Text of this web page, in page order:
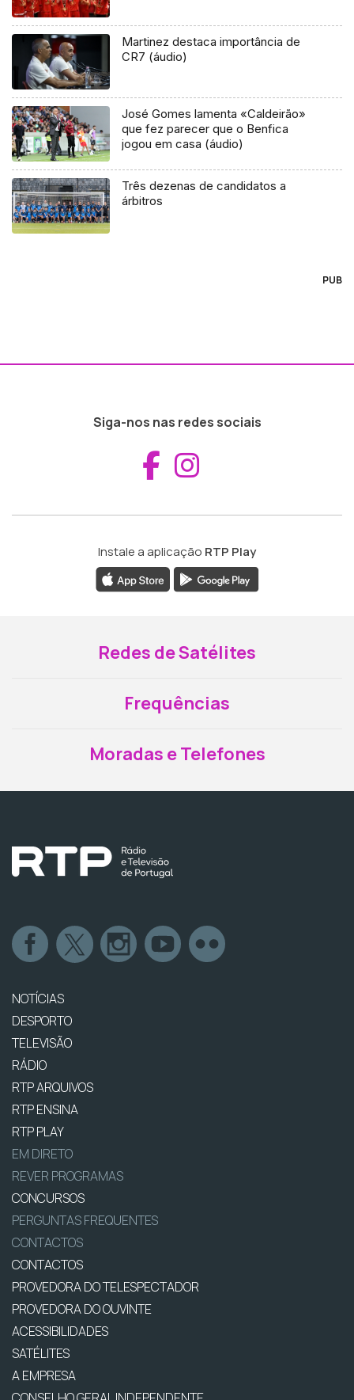
Martinez destaca importância de
CR7 (áudio)
José Gomes lamenta «Caldeirão»
que fez parecer que o Benfica
jogou em casa (áudio)
Três dezenas de candidatos a
árbitros
PUB
Siga-nos nas redes sociais
Aceder ao
Instale a aplicação RTP Play
Redes de Satélites
Frequências
Moradas e Telefones
NOTÍCIAS
DESPORTO
TELEVISÃO
RÁDIO
RTP ARQUIVOS
RTP ENSINA
RTP PLAY
EM DIRETO
REVER PROGRAMAS
CONCURSOS
PERGUNTAS FREQUENTES
CONTACTOS
CONTACTOS
PROVEDORA DO TELESPECTADOR
PROVEDORA DO OUVINTE
ACESSIBILIDADES
SATÉLITES
A EMPRESA